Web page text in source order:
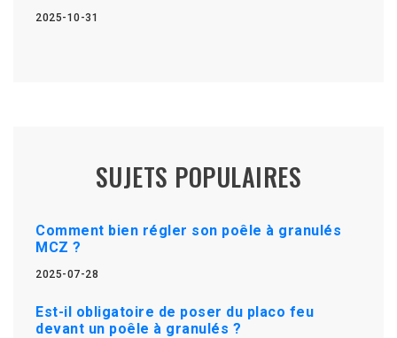
2025-10-31
SUJETS POPULAIRES
Comment bien régler son poêle à granulés
MCZ ?
2025-07-28
Est-il obligatoire de poser du placo feu
devant un poêle à granulés ?